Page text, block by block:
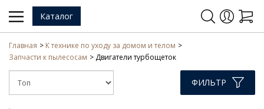
Каталог
Главная
К технике по уходу за домом и телом
Запчасти к пылесосам
Двигатели турбощеток
ФИЛЬТР